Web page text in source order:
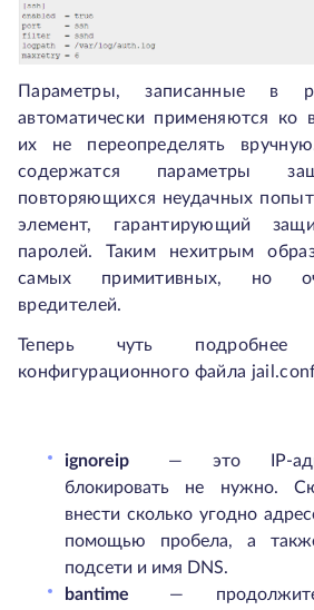
Параметры, записанные в
автоматически применяются ко
их не переопределять
содержатся параметры
повторяющихся неудачных
элемент, гарантирующий
паролей. Таким нехитрым
самых примитивных, но
вредителей.
Теперь чуть
конфигурационного файла
ignoreip
— это IP-
блокировать не нужно.
внести сколько угодно
помощью пробела, а
подсети и имя DNS.
bantime
—